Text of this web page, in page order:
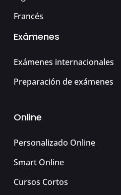
Francés
Exámenes
Exámenes internacionales
Preparación de exámenes
Online
Personalizado Online
Smart Online
Cursos Cortos